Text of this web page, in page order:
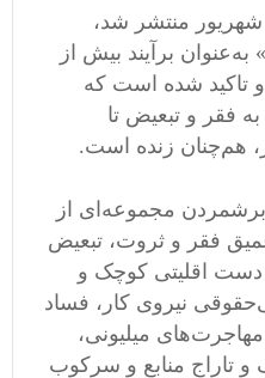
در این بیانیه که دوشنبه ۱۷ شهریور منتشر شد،
برآیند بیش از
تاکید شده است که
فقر و تبعیض تا
هم‌چنان زنده است.
برشمردن مجموعه‌ای از
فقر و ثروت، تبعیض
دست اقلیتی کوچک و
نیروی کار، فساد
میلیونی،
تاراج منابع و سرکوب